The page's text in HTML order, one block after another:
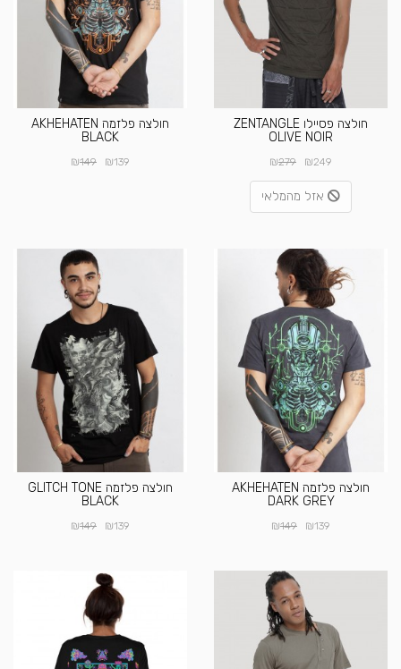
חולצה פסיילו ZENTANGLE
OLIVE NOIR
₪249
₪279
אזל מהמלאי
חולצה פלזמה AKHEHATEN
BLACK
₪139
₪149
חולצה פלזמה AKHEHATEN
DARK GREY
₪139
₪149
חולצה פלזמה GLITCH TONE
BLACK
₪139
₪149